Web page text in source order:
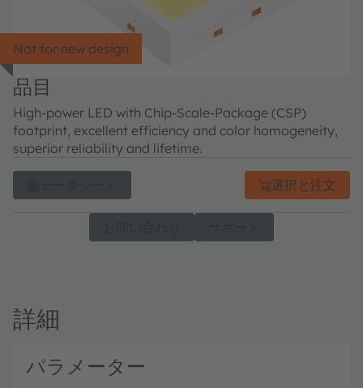
Not for new design
品目
High-power LED with Chip-Scale-Package (CSP)
footprint, excellent efficiency and color homogeneity,
superior reliability and lifetime.
選択と注文
詳細
パラメーター